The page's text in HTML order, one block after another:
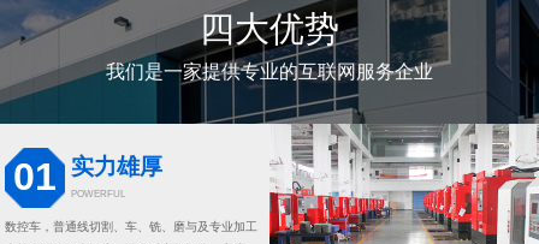
四大优势
我们是一家提供专业的互联网服务企业
01 实力雄厚
POWERFUL
数控车，普通线切割、车、铣、磨与及专业加工